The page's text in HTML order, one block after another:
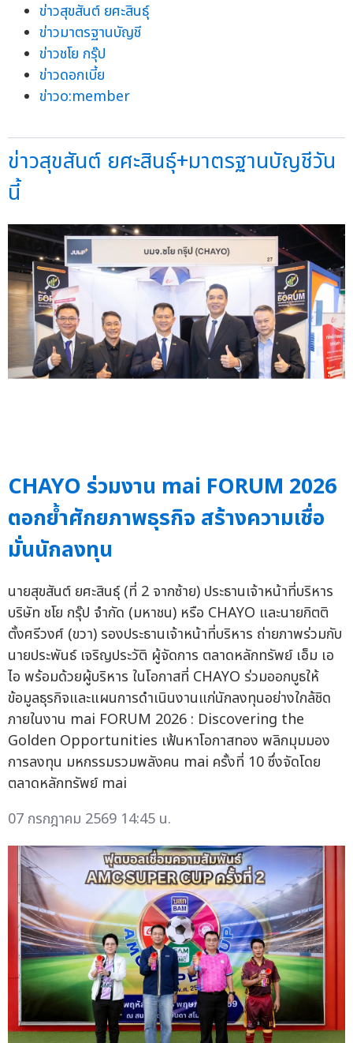
ข่าวสุขสันต์ ยศะสินธุ์
ข่าวมาตรฐานบัญชี
ข่าวชโย กรุ๊ป
ข่าวดอกเบี้ย
ข่าวo:member
ข่าวสุขสันต์ ยศะสินธุ์+มาตรฐานบัญชีวัน
นี้
CHAYO ร่วมงาน mai FORUM 2026
ตอกย้ำศักยภาพธุรกิจ สร้างความเชื่อ
มั่นนักลงทุน
นายสุขสันต์ ยศะสินธุ์ (ที่ 2 จากซ้าย) ประธานเจ้าหน้าที่บริหาร
บริษัท ชโย กรุ๊ป จำกัด (มหาชน) หรือ CHAYO และนายกิตติ
ตั้งศรีวงศ์ (ขวา) รองประธานเจ้าหน้าที่บริหาร ถ่ายภาพร่วมกับ
นายประพันธ์ เจริญประวัติ ผู้จัดการ ตลาดหลักทรัพย์ เอ็ม เอ
ไอ พร้อมด้วยผู้บริหาร ในโอกาสที่ CHAYO ร่วมออกบูธให้
ข้อมูลธุรกิจและแผนการดำเนินงานแก่นักลงทุนอย่างใกล้ชิด
ภายในงาน mai FORUM 2026 : Discovering the
Golden Opportunities เฟ้นหาโอกาสทอง พลิกมุมมอง
การลงทุน มหกรรมรวมพลังคน mai ครั้งที่ 10 ซึ่งจัดโดย
ตลาดหลักทรัพย์ mai
07 กรกฎาคม 2569 14:45 น.